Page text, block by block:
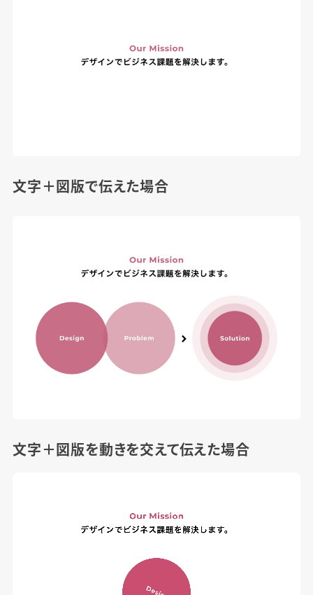
文字＋図版で伝えた場合
文字＋図版を動きを交えて伝えた場合